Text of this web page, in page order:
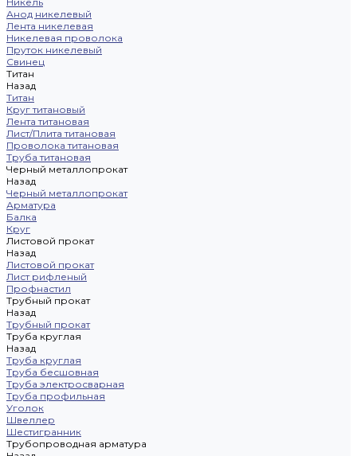
Анод никелевый
Лента никелевая
Никелевая проволока
Пруток никелевый
Свинец
Титан
Назад
Титан
Круг титановый
Лента титановая
Лист/Плита титановая
Проволока титановая
Труба титановая
Черный металлопрокат
Назад
Черный металлопрокат
Арматура
Балка
Круг
Листовой прокат
Назад
Листовой прокат
Лист рифленый
Профнастил
Трубный прокат
Назад
Трубный прокат
Труба круглая
Назад
Труба круглая
Труба бесшовная
Труба электросварная
Труба профильная
Уголок
Швеллер
Шестигранник
Трубопроводная арматура